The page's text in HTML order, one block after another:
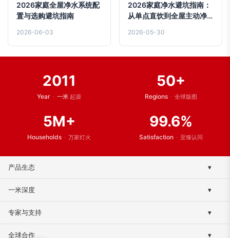
2026家庭全屋净水系统配
置与选购避坑指南
2026-06-03
2026家庭净水避坑指南：
从单点直饮到全屋主动净
2026-05-30
2011
Year · 一米 起源
50+
Regions · 全球版图
5M+
Households · 万家灯火
99.6%
Satisfaction · 至臻认同
产品生态 ▾
滤芯与配件
一米深度 ▾
专家与支持 ▾
全球合作 ▾